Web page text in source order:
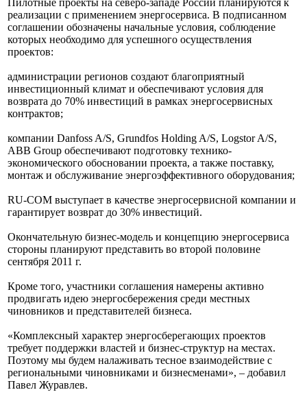
Пилотные проекты на северо-западе России планируются к
реализации с применением энергосервиса. В подписанном
соглашении обозначены начальные условия, соблюдение
которых необходимо для успешного осуществления
проектов:
администрации регионов создают благоприятный
инвестиционный климат и обеспечивают условия для
возврата до 70% инвестиций в рамках энергосервисных
контрактов;
компании Danfoss A/S, Grundfos Holding A/S, Logstor A/S,
ABB Group обеспечивают подготовку технико-
экономического обосновании проекта, а также поставку,
монтаж и обслуживание энергоэффективного оборудования;
RU-COM выступает в качестве энергосервисной компании и
гарантирует возврат до 30% инвестиций.
Окончательную бизнес-модель и концепцию энергосервиса
стороны планируют представить во второй половине
сентября 2011 г.
Кроме того, участники соглашения намерены активно
продвигать идею энергосбережения среди местных
чиновников и представителей бизнеса.
«Комплексный характер энергосберегающих проектов
требует поддержки властей и бизнес-структур на местах.
Поэтому мы будем налаживать тесное взаимодействие с
региональными чиновниками и бизнесменами», – добавил
Павел Журавлев.